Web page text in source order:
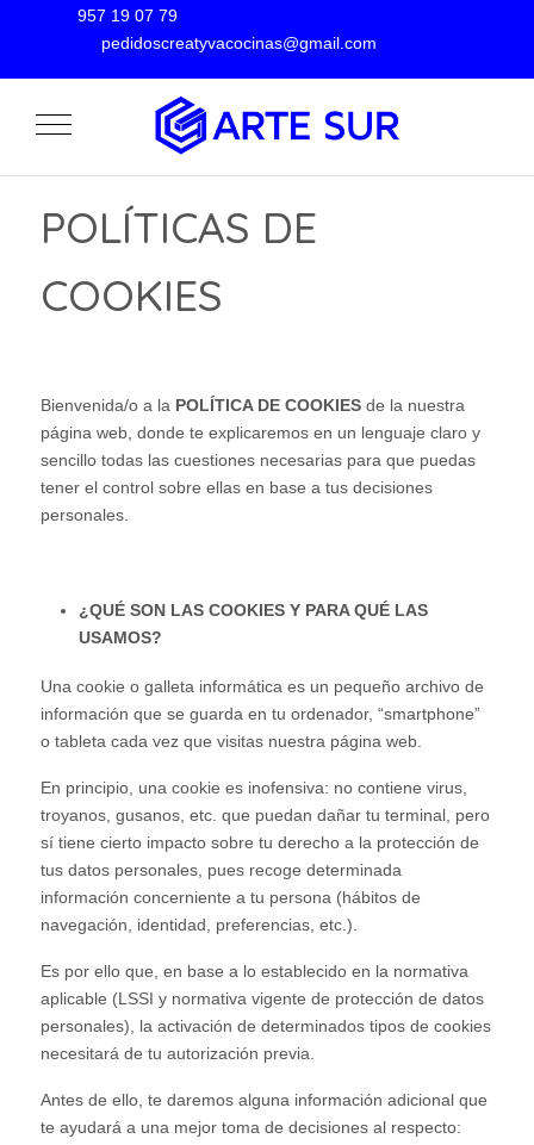
957 19 07 79
pedidoscreatyvacocinas@gmail.com
Mobile Menu Toggle
POLÍTICAS DE
COOKIES
Bienvenida/o a la POLÍTICA DE COOKIES de la nuestra
página web, donde te explicaremos en un lenguaje claro y
sencillo todas las cuestiones necesarias para que puedas
tener el control sobre ellas en base a tus decisiones
personales.
¿QUÉ SON LAS COOKIES Y PARA QUÉ LAS
USAMOS?
Una cookie o galleta informática es un pequeño archivo de
información que se guarda en tu ordenador, “smartphone”
o tableta cada vez que visitas nuestra página web.
En principio, una cookie es inofensiva: no contiene virus,
troyanos, gusanos, etc. que puedan dañar tu terminal, pero
sí tiene cierto impacto sobre tu derecho a la protección de
tus datos personales, pues recoge determinada
información concerniente a tu persona (hábitos de
navegación, identidad, preferencias, etc.).
Es por ello que, en base a lo establecido en la normativa
aplicable (LSSI y normativa vigente de protección de datos
personales), la activación de determinados tipos de cookies
necesitará de tu autorización previa.
Antes de ello, te daremos alguna información adicional que
te ayudará a una mejor toma de decisiones al respecto: